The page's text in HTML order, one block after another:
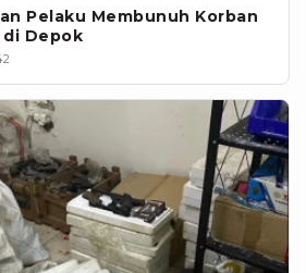
Pelaku Membunuh Korban
di Depok